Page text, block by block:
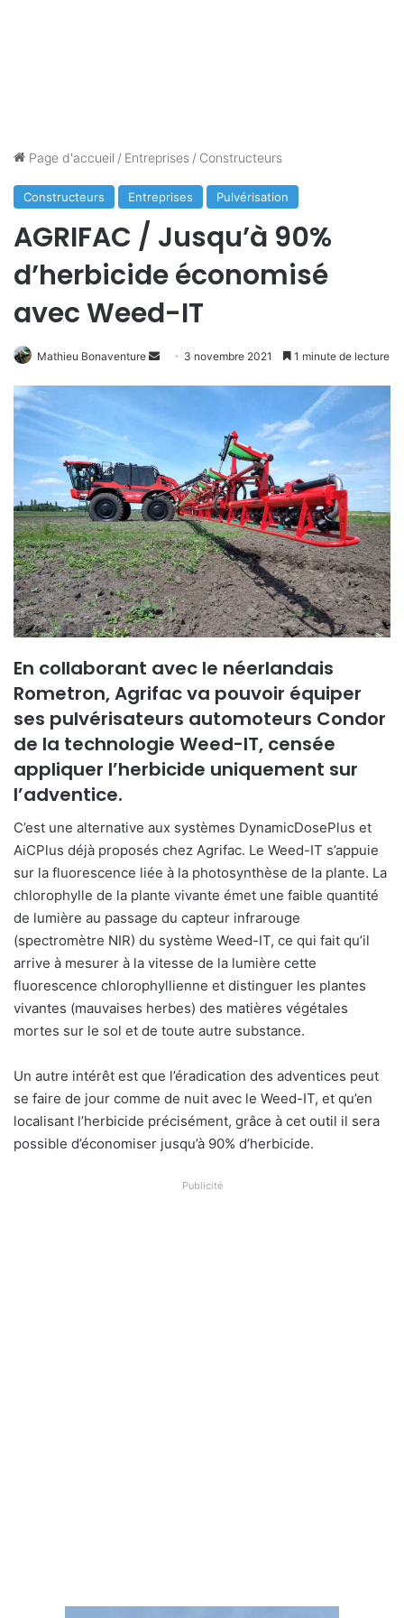
Page d'accueil / Entreprises / Constructeurs
Constructeurs Entreprises Pulvérisation
AGRIFAC / Jusqu’à 90%
d’herbicide économisé
avec Weed-IT
Mathieu Bonaventure
Envoyer3 novembre 2021 1 minute de lecture
En collaborant avec le néerlandais
Rometron, Agrifac va pouvoir équiper
ses pulvérisateurs automoteurs Condor
de la technologie Weed-IT, censée
appliquer l’herbicide uniquement sur
l’adventice.
C’est une alternative aux systèmes DynamicDosePlus et
AiCPlus déjà proposés chez Agrifac. Le Weed-IT s’appuie
sur la fluorescence liée à la photosynthèse de la plante. La
chlorophylle de la plante vivante émet une faible quantité
de lumière au passage du capteur infrarouge
(spectromètre NIR) du système Weed-IT, ce qui fait qu’il
arrive à mesurer à la vitesse de la lumière cette
fluorescence chlorophyllienne et distinguer les plantes
vivantes (mauvaises herbes) des matières végétales
mortes sur le sol et de toute autre substance.
Un autre intérêt est que l’éradication des adventices peut
se faire de jour comme de nuit avec le Weed-IT, et qu’en
localisant l’herbicide précisément, grâce à cet outil il sera
possible d’économiser jusqu’à 90% d’herbicide.
Publicité